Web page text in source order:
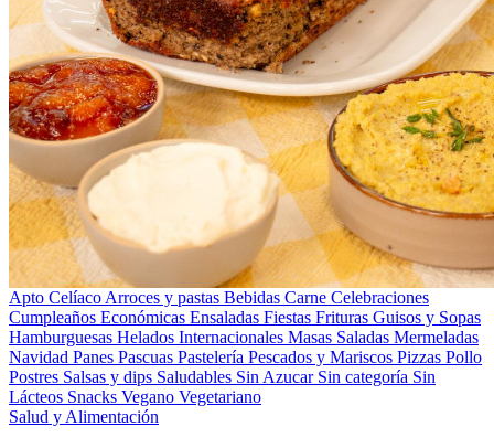
Apto Celíaco Arroces y pastas Bebidas Carne Celebraciones
Cumpleaños Económicas Ensaladas Fiestas Frituras Guisos y Sopas
Hamburguesas Helados Internacionales Masas Saladas Mermeladas
Navidad Panes Pascuas Pastelería Pescados y Mariscos Pizzas Pollo
Postres Salsas y dips Saludables Sin Azucar Sin categoría Sin
Lácteos Snacks Vegano Vegetariano
Salud y Alimentación